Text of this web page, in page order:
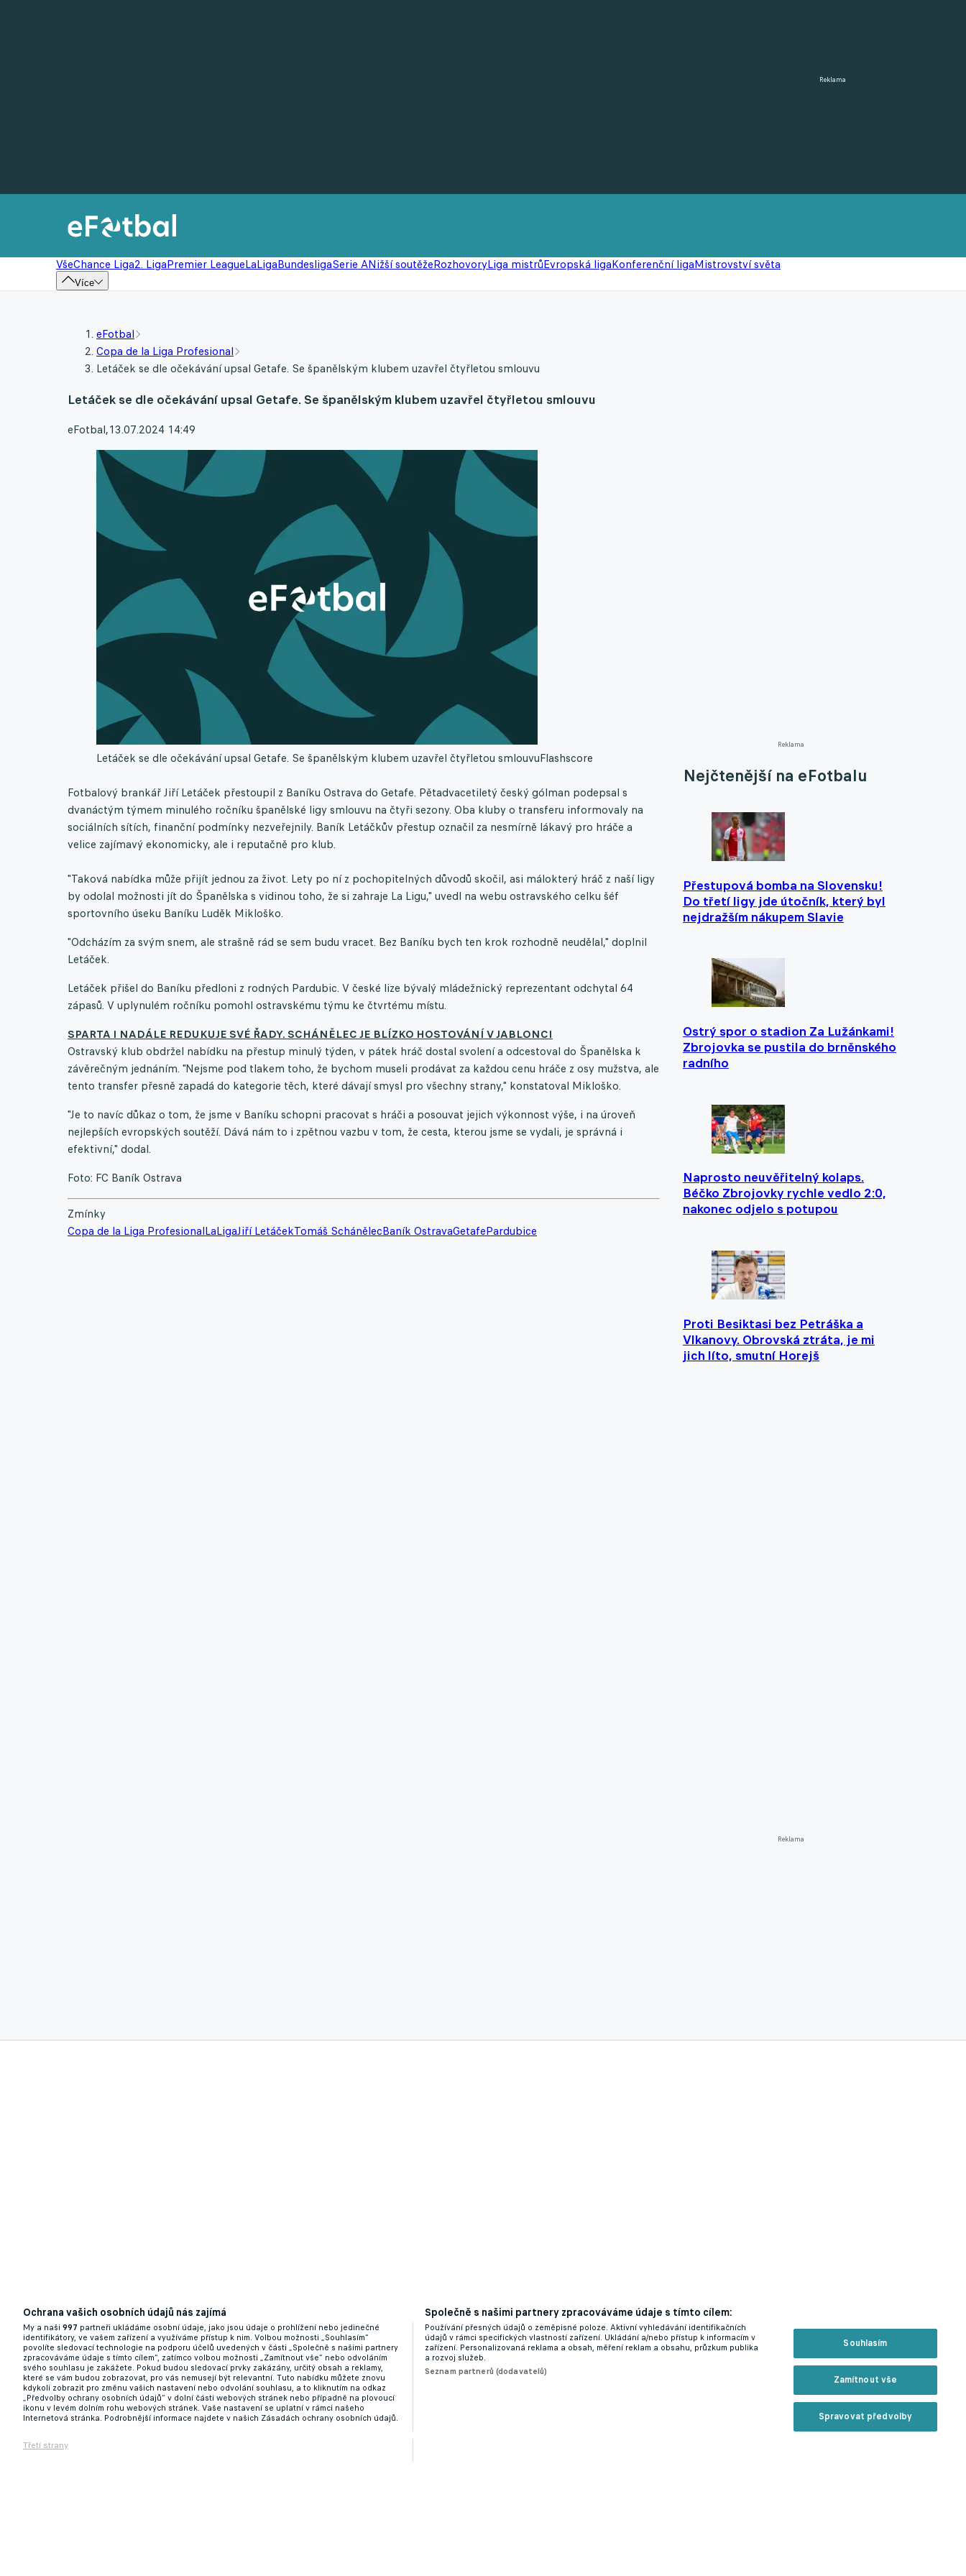
Reklama
VšeChance Liga2. LigaPremier LeagueLaLigaBundesligaSerie ANižší soutěžeRozhovoryLiga mistrůEvropská ligaKonferenční ligaMistrovství světa
Více
Reklama
Nejčtenější na eFotbalu
Přestupová bomba na Slovensku!
Do třetí ligy jde útočník, který byl
nejdražším nákupem Slavie
Ostrý spor o stadion Za Lužánkami!
Zbrojovka se pustila do brněnského
radního
Naprosto neuvěřitelný kolaps.
Béčko Zbrojovky rychle vedlo 2:0,
nakonec odjelo s potupou
Proti Besiktasi bez Petráška a
Vlkanovy. Obrovská ztráta, je mi
jich líto, smutní Horejš
Reklama
eFotbal
Copa de la Liga Profesional
Letáček se dle očekávání upsal Getafe. Se španělským klubem uzavřel čtyřletou smlouvu
Letáček se dle očekávání upsal Getafe. Se španělským klubem uzavřel čtyřletou smlouvu
eFotbal,13.07.2024 14:49
Letáček se dle očekávání upsal Getafe. Se španělským klubem uzavřel čtyřletou smlouvuFlashscore
Fotbalový brankář Jiří Letáček přestoupil z Baníku Ostrava do Getafe. Pětadvacetiletý český gólman podepsal s
dvanáctým týmem minulého ročníku španělské ligy smlouvu na čtyři sezony. Oba kluby o transferu informovaly na
sociálních sítích, finanční podmínky nezveřejnily. Baník Letáčkův přestup označil za nesmírně lákavý pro hráče a
velice zajímavý ekonomicky, ale i reputačně pro klub.
"Taková nabídka může přijít jednou za život. Lety po ní z pochopitelných důvodů skočil, asi málokterý hráč z naší ligy
by odolal možnosti jít do Španělska s vidinou toho, že si zahraje La Ligu," uvedl na webu ostravského celku šéf
sportovního úseku Baníku Luděk Mikloško.
"Odcházím za svým snem, ale strašně rád se sem budu vracet. Bez Baníku bych ten krok rozhodně neudělal," doplnil
Letáček.
Letáček přišel do Baníku předloni z rodných Pardubic. V české lize bývalý mládežnický reprezentant odchytal 64
zápasů. V uplynulém ročníku pomohl ostravskému týmu ke čtvrtému místu.
SPARTA I NADÁLE REDUKUJE SVÉ ŘADY. SCHÁNĚLEC JE BLÍZKO HOSTOVÁNÍ V JABLONCI
Ostravský klub obdržel nabídku na přestup minulý týden, v pátek hráč dostal svolení a odcestoval do Španělska k
závěrečným jednáním. "Nejsme pod tlakem toho, že bychom museli prodávat za každou cenu hráče z osy mužstva, ale
tento transfer přesně zapadá do kategorie těch, které dávají smysl pro všechny strany," konstatoval Mikloško.
"Je to navíc důkaz o tom, že jsme v Baníku schopni pracovat s hráči a posouvat jejich výkonnost výše, i na úroveň
nejlepších evropských soutěží. Dává nám to i zpětnou vazbu v tom, že cesta, kterou jsme se vydali, je správná i
efektivní," dodal.
Foto: FC Baník Ostrava
Zmínky
Copa de la Liga ProfesionalLaLigaJiří LetáčekTomáš SchánělecBaník OstravaGetafePardubice
Ochrana vašich osobních údajů nás zajímá
My a naši 997 partneři ukládáme osobní údaje, jako jsou údaje o prohlížení nebo jedinečné
identifikátory, ve vašem zařízení a využíváme přístup k nim. Volbou možnosti „Souhlasím“
povolíte sledovací technologie na podporu účelů uvedených v části „Společně s našimi partnery
zpracováváme údaje s tímto cílem“, zatímco volbou možnosti „Zamítnout vše“ nebo odvoláním
svého souhlasu je zakážete. Pokud budou sledovací prvky zakázány, určitý obsah a reklamy,
které se vám budou zobrazovat, pro vás nemusejí být relevantní. Tuto nabídku můžete znovu
kdykoli zobrazit pro změnu vašich nastavení nebo odvolání souhlasu, a to kliknutím na odkaz
„Předvolby ochrany osobních údajů“ v dolní části webových stránek nebo případně na plovoucí
ikonu v levém dolním rohu webových stránek. Vaše nastavení se uplatní v rámci našeho
Internetová stránka. Podrobnější informace najdete v našich Zásadách ochrany osobních údajů.
Třetí strany
Společně s našimi partnery zpracováváme údaje s tímto cílem:
Používání přesných údajů o zeměpisné poloze. Aktivní vyhledávání identifikačních
údajů v rámci specifických vlastností zařízení. Ukládání a/nebo přístup k informacím v
zařízení. Personalizovaná reklama a obsah, měření reklam a obsahu, průzkum publika
a rozvoj služeb.
Seznam partnerů (dodavatelů)
Souhlasím
Zamítnout vše
Spravovat předvolby